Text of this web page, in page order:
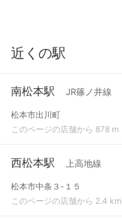
近くの駅
南松本駅 JR篠ノ井線
松本市出川町
このページの店舗から 878 m
西松本駅 上高地線
松本市中条３-１５
このページの店舗から 2.4 km